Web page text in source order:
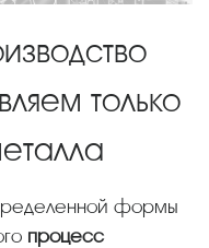
только
формы
процесс